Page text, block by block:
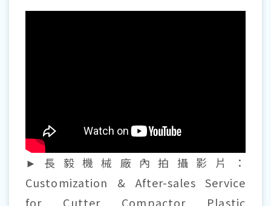
►長毅機械廠內拍攝影片：
Customization & After-sales Service
for Cutter Compactor Plastic